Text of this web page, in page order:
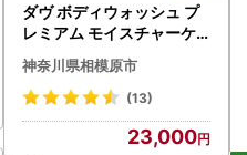
ダヴ ボディウォッシュ プ
レミアム モイスチャーケ
ア つめかえ用 640g×9 ※
着日指定不可 ※離島への配
送不可
神奈川県相模原市
(13)
23,000